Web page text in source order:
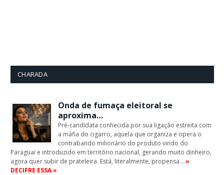
CHARADA
Onda de fumaça eleitoral se
aproxima…
Pré-candidata conhecida por sua ligação estreita com
a máfia do cigarro, aquela que organiza e opera o
contrabando milionário do produto vindo do
Paraguai e introduzido em território nacional, gerando muito dinheiro,
agora quer subir de prateleira. Está, literalmente, propensa …»
DECIFRE ESSA »